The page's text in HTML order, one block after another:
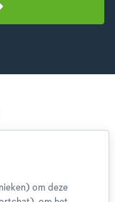
om deze